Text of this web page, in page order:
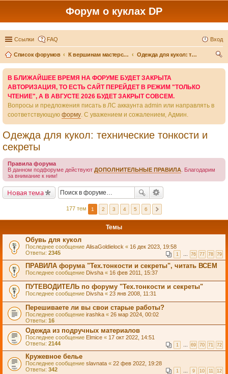
Форум о куклах DP
Ссылки FAQ Вход
Список форумов К вершинам мастерства - вместе
Одежда для кукол: технические тонкости и секреты
В БЛИЖАЙШЕЕ ВРЕМЯ НА ФОРУМЕ БУДЕТ ЗАКРЫТА
АВТОРИЗАЦИЯ, ТО ЕСТЬ САЙТ ПЕРЕЙДЕТ В РЕЖИМ "ТОЛЬКО
ЧТЕНИЕ", А В АВГУСТЕ 2026 БУДЕТ ЗАКРЫТ СОВСЕМ.
Вопросы и предложения писать в ЛС аккаунта admin или направлять в
соответствующую форму. С уважением и сожалением, Админ.
Одежда для кукол: технические тонкости и
секреты
Правила форума
В данном подфоруме действуют ДОПОЛНИТЕЛЬНЫЕ ПРАВИЛА . Благодарим
за внимание к ним!
Новая тема
177 тем 1 2 3 4 5 6
Темы
Обувь для кукол
Последнее сообщение AlisaGoldielock « 16 дек 2023, 19:58
Ответы: 2345 1 … 76 77 78 79
ПРАВИЛА форума "Тех.тонкости и секреты", читать ВСЕМ
Последнее сообщение Divsha « 16 фев 2011, 15:37
ПУТЕВОДИТЕЛЬ по форуму "Тех.тонкости и секреты"
Последнее сообщение Divsha « 23 янв 2008, 11:31
Перешиваете ли вы свои старые работы?
Последнее сообщение irashka « 26 мар 2024, 00:02
Ответы: 16
Одежда из подручных материалов
Последнее сообщение Elmice « 17 окт 2022, 14:51
Ответы: 2144 1 … 69 70 71 72
Кружевное белье
Последнее сообщение slavnata « 22 фев 2022, 19:28
Ответы: 342 1 … 9 10 11 12